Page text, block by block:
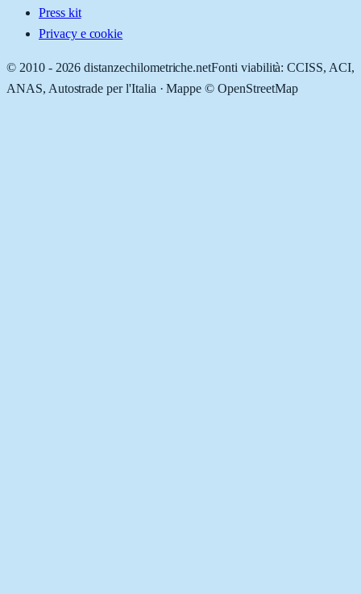
Press kit
Privacy e cookie
© 2010 - 2026 distanzechilometriche.netFonti viabilità: CCISS, ACI,
ANAS, Autostrade per l'Italia · Mappe © OpenStreetMap